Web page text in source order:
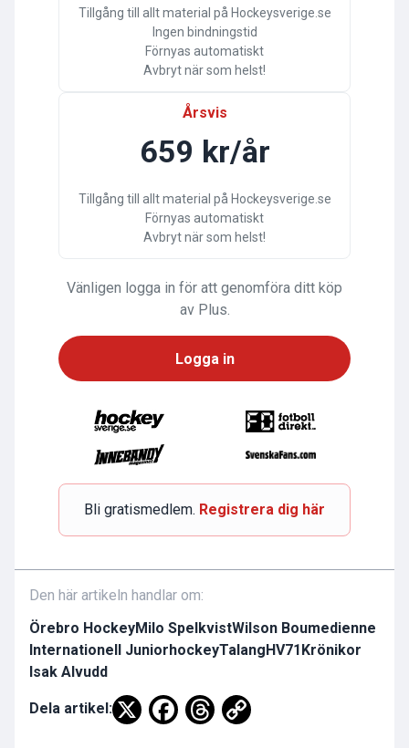
Tillgång till allt material på Hockeysverige.se
Ingen bindningstid
Förnyas automatiskt
Avbryt när som helst!
Årsvis
659 kr/år
Tillgång till allt material på Hockeysverige.se
Förnyas automatiskt
Avbryt när som helst!
Vänligen logga in för att genomföra ditt köp
av Plus.
Logga in
Bli gratismedlem. Registrera dig här
Den här artikeln handlar om:
Örebro HockeyMilo SpelkvistWilson Boumedienne
Internationell JuniorhockeyTalangHV71Krönikor
Isak Alvudd
Dela artikel: